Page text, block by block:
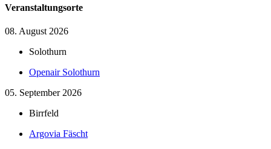
Veranstaltungsorte
08. August 2026
Solothurn
Openair Solothurn
05. September 2026
Birrfeld
Argovia Fäscht